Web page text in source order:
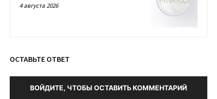
4 августа 2026
ОСТАВЬТЕ ОТВЕТ
ВОЙДИТЕ, ЧТОБЫ ОСТАВИТЬ КОММЕНТАРИЙ